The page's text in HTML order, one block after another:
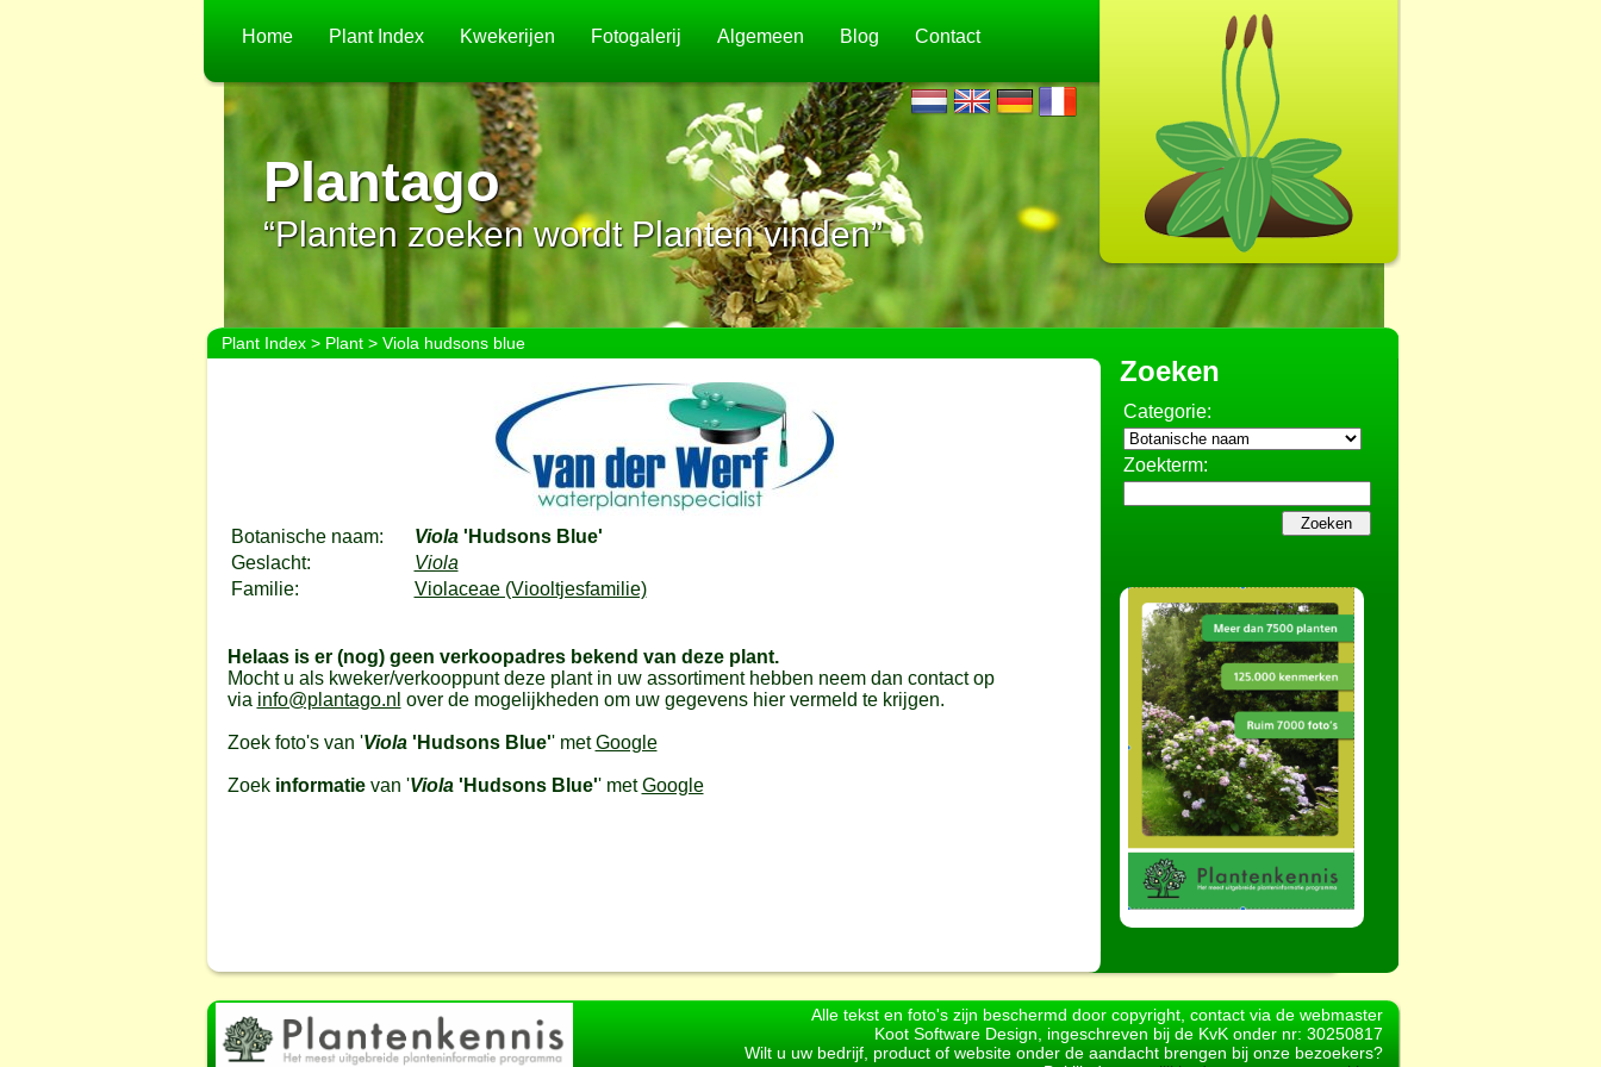
Home Plant Index Kwekerijen Fotogalerij Algemeen Blog Contact
Plantago
“Planten zoeken wordt Planten vinden”
Plant Index> Plant> Viola hudsons blue
Botanische naam: Viola'Hudsons Blue'
Geslacht:
Viola
Familie:
Violaceae (Viooltjesfamilie)
Helaas is er (nog) geen verkoopadres bekend van deze plant.
Mocht u als kweker/verkooppunt deze plant in uw assortiment hebben neem dan contact op
via info@plantago.nl over de mogelijkheden om uw gegevens hier vermeld te krijgen.
Zoek foto's van 'Viola'Hudsons Blue'' metGoogle
Zoek informatievan 'Viola'Hudsons Blue'' metGoogle
Zoeken
Categorie:
Zoekterm:
Alle tekst en foto's zijn beschermd door copyright, contact via de webmaster
Koot Software Design, ingeschreven bij de KvK onder nr: 30250817
Wilt u uw bedrijf, product of website onder de aandacht brengen bij onze bezoekers?